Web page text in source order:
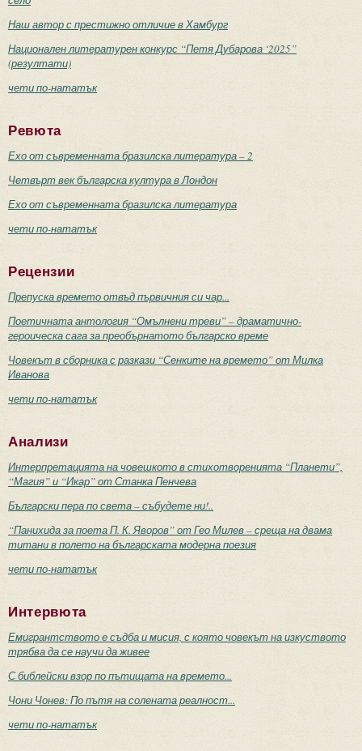
Наш автор с престижно отличие в Хамбург
Национален литературен конкурс “Петя Дубарова ‘2025”
(резултати)
чети по-нататък
Ревюта
Ехо от съвременната бразилска литература – 2
Четвърт век българска култура в Лондон
Ехо от съвременната бразилска литература
чети по-нататък
Рецензии
Препуска времето отвъд първичния си чар...
Поетичната антология “Омълнени треви” – драматично-
героическа сага за преобърнатото българско време
Човекът в сборника с разкази “Сенките на времето” от Милка
Иванова
чети по-нататък
Анализи
Интерпретацията на човешкото в стихотворенията “Планети”,
“Магия” и “Икар” от Станка Пенчева
Български пера по света – събудете ни!..
“Панихида за поета П. К. Яворов” от Гео Милев – среща на двама
титани в полето на българската модерна поезия
чети по-нататък
Интервюта
Емигрантството е съдба и мисия, с която човекът на изкуството
трябва да се научи да живее
С библейски взор по пътищата на времето...
Чони Чонев: По пътя на солената реалност...
чети по-нататък